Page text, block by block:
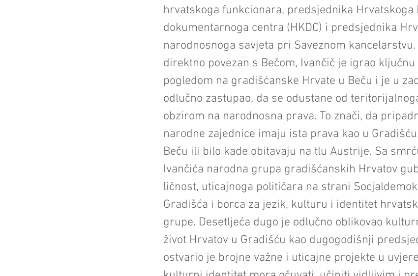
hrvatskoga funkcionara, predsjednika Hrvatskoga
dokumentarnoga centra (HKDC) i predsjednika
narodnosnoga savjeta pri Saveznom
direktno povezan s Bečom, Ivančič je igrao
pogledom na gradišćanske Hrvate u Beču i je u
odlučno zastupao, da se odustane od
obzirom na narodnosna prava. To znači, da
narodne zajednice imaju ista prava kao u
Beču ili bilo kade obitavaju na tlu Austrije. Sa
Ivančića narodna grupa gradišćanskih Hrvatov
ličnost, uticajnoga političara na strani
Gradišća i borca za jezik, kulturu i identitet
grupe. Desetljeća dugo je odlučno oblikovao
život Hrvatov u Gradišću kao dugogodišnji
ostvario je brojne važne i uticajne projekte u